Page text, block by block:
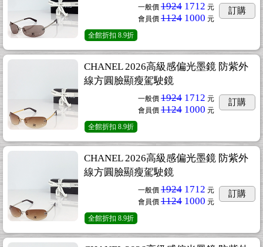
一般價 1924 1712 元
會員價 1124 1000 元
訂購
全館折扣 8.9折
CHANEL 2026高級感偏光墨鏡 防紫外
線方圓臉顯瘦駕駛鏡
一般價 1924 1712 元
會員價 1124 1000 元
訂購
全館折扣 8.9折
CHANEL 2026高級感偏光墨鏡 防紫外
線方圓臉顯瘦駕駛鏡
一般價 1924 1712 元
會員價 1124 1000 元
訂購
全館折扣 8.9折